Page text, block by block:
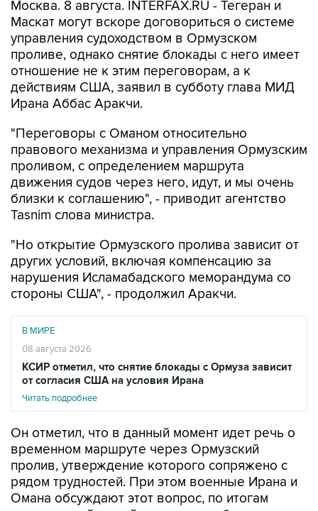
управления судоходством в Ормузском
проливе, однако снятие блокады с него имеет
отношение не к этим переговорам, а к
действиям США, заявил в субботу глава МИД
Ирана Аббас Аракчи.
"Переговоры с Оманом относительно
проливом, с определением маршрута
движения судов через него, идут, и мы очень
близки к соглашению", - приводит агентство
Tasnim слова министра.
"Но открытие Ормузского пролива зависит от
нарушения Исламабадского меморандума со
стороны США", - продолжил Аракчи.
В МИРЕ
КСИР отметил, что снятие блокады с Ормуза зависит
от согласия США на условия Ирана
Читать подробнее
Он отметил, что в данный момент идет речь о
пролив, утверждение которого сопряжено с
рядом трудностей. При этом военные Ирана и
Омана обсуждают этот вопрос, по итогам
консультаций новый путь должен быть
определен.